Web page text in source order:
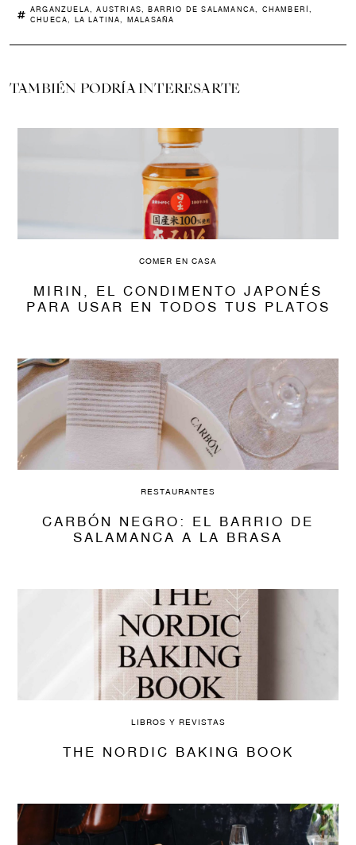
ARGANZUELA,AUSTRIAS, BARRIO DE SALAMANCA, CHAMBERÍ,
CHUECA, LA LATINA, MALASAÑA
TAMBIÉN PODRÍA INTERESARTE
COMER EN CASA
MIRIN, EL CONDIMENTO JAPONÉS
PARA USAR EN TODOS TUS PLATOS
RESTAURANTES
CARBÓN NEGRO: EL BARRIO DE
SALAMANCA A LA BRASA
LIBROS Y REVISTAS
THE NORDIC BAKING BOOK